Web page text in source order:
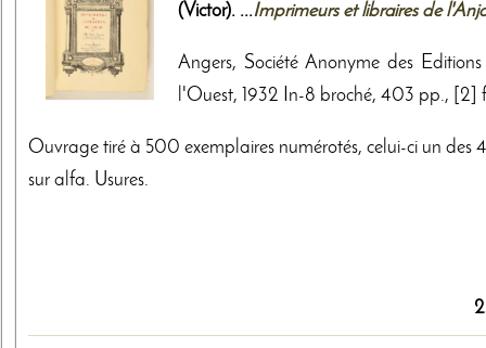
(Victor). ...Imprimeurs et libraires de
Angers, Société Anonyme des
l'Ouest, 1932 In-8 broché, 403 pp., [2]
Ouvrage tiré à 500 exemplaires numérotés, celui-ci un des
sur alfa. Usures.